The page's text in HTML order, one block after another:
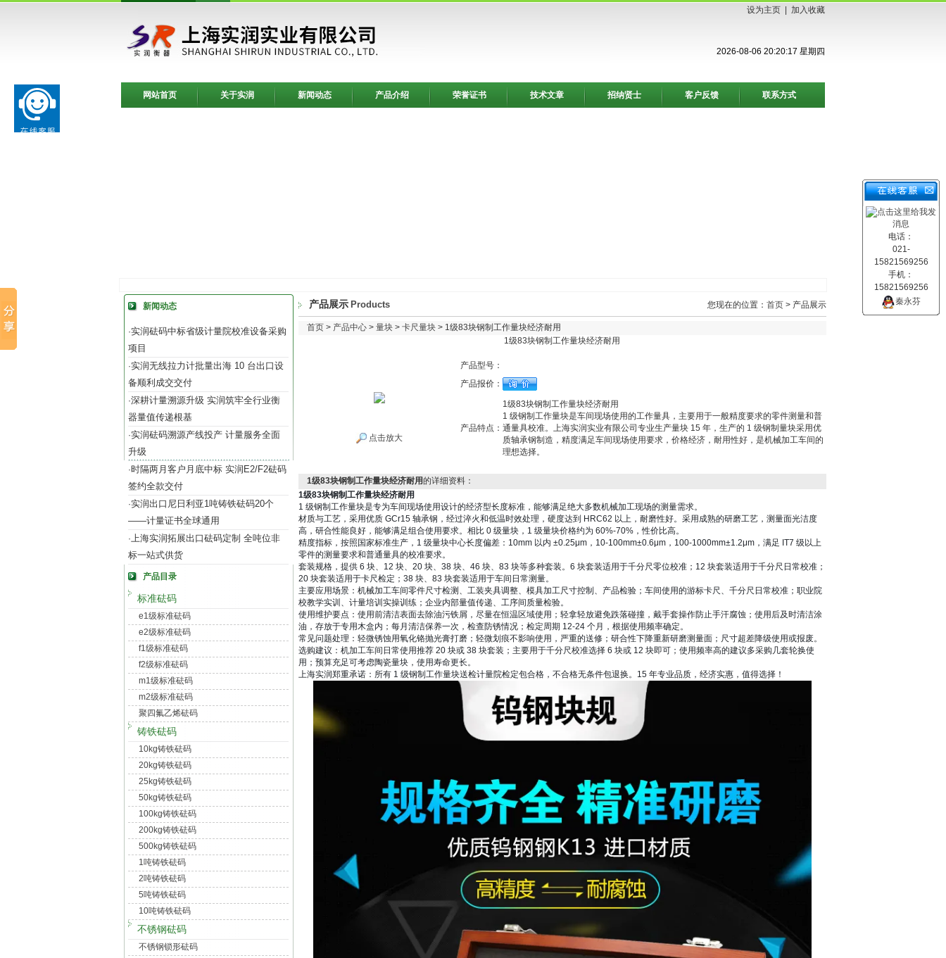
设为主页 加入收藏
2026-08-06 20:20:18 星期四
网站首页 关于实润 新闻动态 产品介绍 荣誉证书 技术文章 招纳贤士 客户反馈 联系方式
新闻动态
·实润砝码中标省级计量院校准设备采购
项目
·实润无线拉力计批量出海 10 台出口设
备顺利成交交付
·深耕计量溯源升级 实润筑牢全行业衡
器量值传递根基
·实润砝码溯源产线投产 计量服务全面
升级
·时隔两月客户月底中标 实润E2/F2砝码
签约全款交付
·实润出口尼日利亚1吨铸铁砝码20个
——计量证书全球通用
·上海实润拓展出口砝码定制 全吨位非
标一站式供货
产品目录
标准砝码
e1级标准砝码
e2级标准砝码
f1级标准砝码
f2级标准砝码
m1级标准砝码
m2级标准砝码
聚四氟乙烯砝码
铸铁砝码
10kg铸铁砝码
20kg铸铁砝码
25kg铸铁砝码
50kg铸铁砝码
100kg铸铁砝码
200kg铸铁砝码
500kg铸铁砝码
1吨铸铁砝码
2吨铸铁砝码
5吨铸铁砝码
10吨铸铁砝码
不锈钢砝码
不锈钢锁形砝码
产品展示 Products 您现在的位置： 首页> 产品展示
首页> 产品中心> 量块> 卡尺量块> 1级83块钢制工作量块经济耐用
1级83块钢制工作量块经济耐用
点击放大
产品型号：
产品报价：
产品特点：
1级83块钢制工作量块经济耐用
1 级钢制工作量块是车间现场使用的工作量具，主要用于一般精度要求的零件测量和普
通量具校准。上海实润实业有限公司专业生产量块 15 年，生产的 1 级钢制量块采用优
质轴承钢制造，精度满足车间现场使用要求，价格经济，耐用性好，是机械加工车间的
理想选择。
1级83块钢制工作量块经济耐用的详细资料：
1级83块钢制工作量块经济耐用
1 级钢制工作量块是专为车间现场使用设计的经济型长度标准，能够满足绝大多数机械加工现场的测量需求。
材质与工艺，采用优质 GCr15 轴承钢，经过淬火和低温时效处理，硬度达到 HRC62 以上，耐磨性好。采用成熟的研磨工艺，测量面光洁度
高，研合性能良好，能够满足组合使用要求。相比 0 级量块，1 级量块价格约为 60%-70%，性价比高。
精度指标，按照国家标准生产，1 级量块中心长度偏差：10mm 以内 ±0.25μm，10-100mm±0.6μm，100-1000mm±1.2μm，满足 IT7 级以上
零件的测量要求和普通量具的校准要求。
套装规格，提供 6 块、12 块、20 块、38 块、46 块、83 块等多种套装。6 块套装适用于千分尺零位校准；12 块套装适用于千分尺日常校准；
20 块套装适用于卡尺检定；38 块、83 块套装适用于车间日常测量。
主要应用场景：机械加工车间零件尺寸检测、工装夹具调整、模具加工尺寸控制、产品检验；车间使用的游标卡尺、千分尺日常校准；职业院
校教学实训、计量培训实操训练；企业内部量值传递、工序间质量检验。
使用维护要点 ：使用前清洁表面去除油污铁屑，尽量在恒温区域使用；轻拿轻放避免跌落碰撞，戴手套操作防止手汗腐蚀；使用后及时清洁涂
油，存放于专用木盒内；每月清洁保养一次，检查防锈情况；检定周期 12-24 个月，根据使用频率确定。
常见问题处理 ：轻微锈蚀用氧化铬抛光膏打磨；轻微划痕不影响使用，严重的送修；研合性下降重新研磨测量面；尺寸超差降级使用或报废。
选购建议 ：机加工车间日常使用推荐 20 块或 38 块套装；主要用于千分尺校准选择 6 块或 12 块即可；使用频率高的建议多采购几套轮换使
用；预算充足可考虑陶瓷量块，使用寿命更长。
上海实润郑重承诺：所有 1 级钢制工作量块送检计量院检定包合格，不合格无条件包退换。15 年专业品质，经济实惠，值得选择！
电话：
021-
15821569256
手机：
15821569256
秦永芬